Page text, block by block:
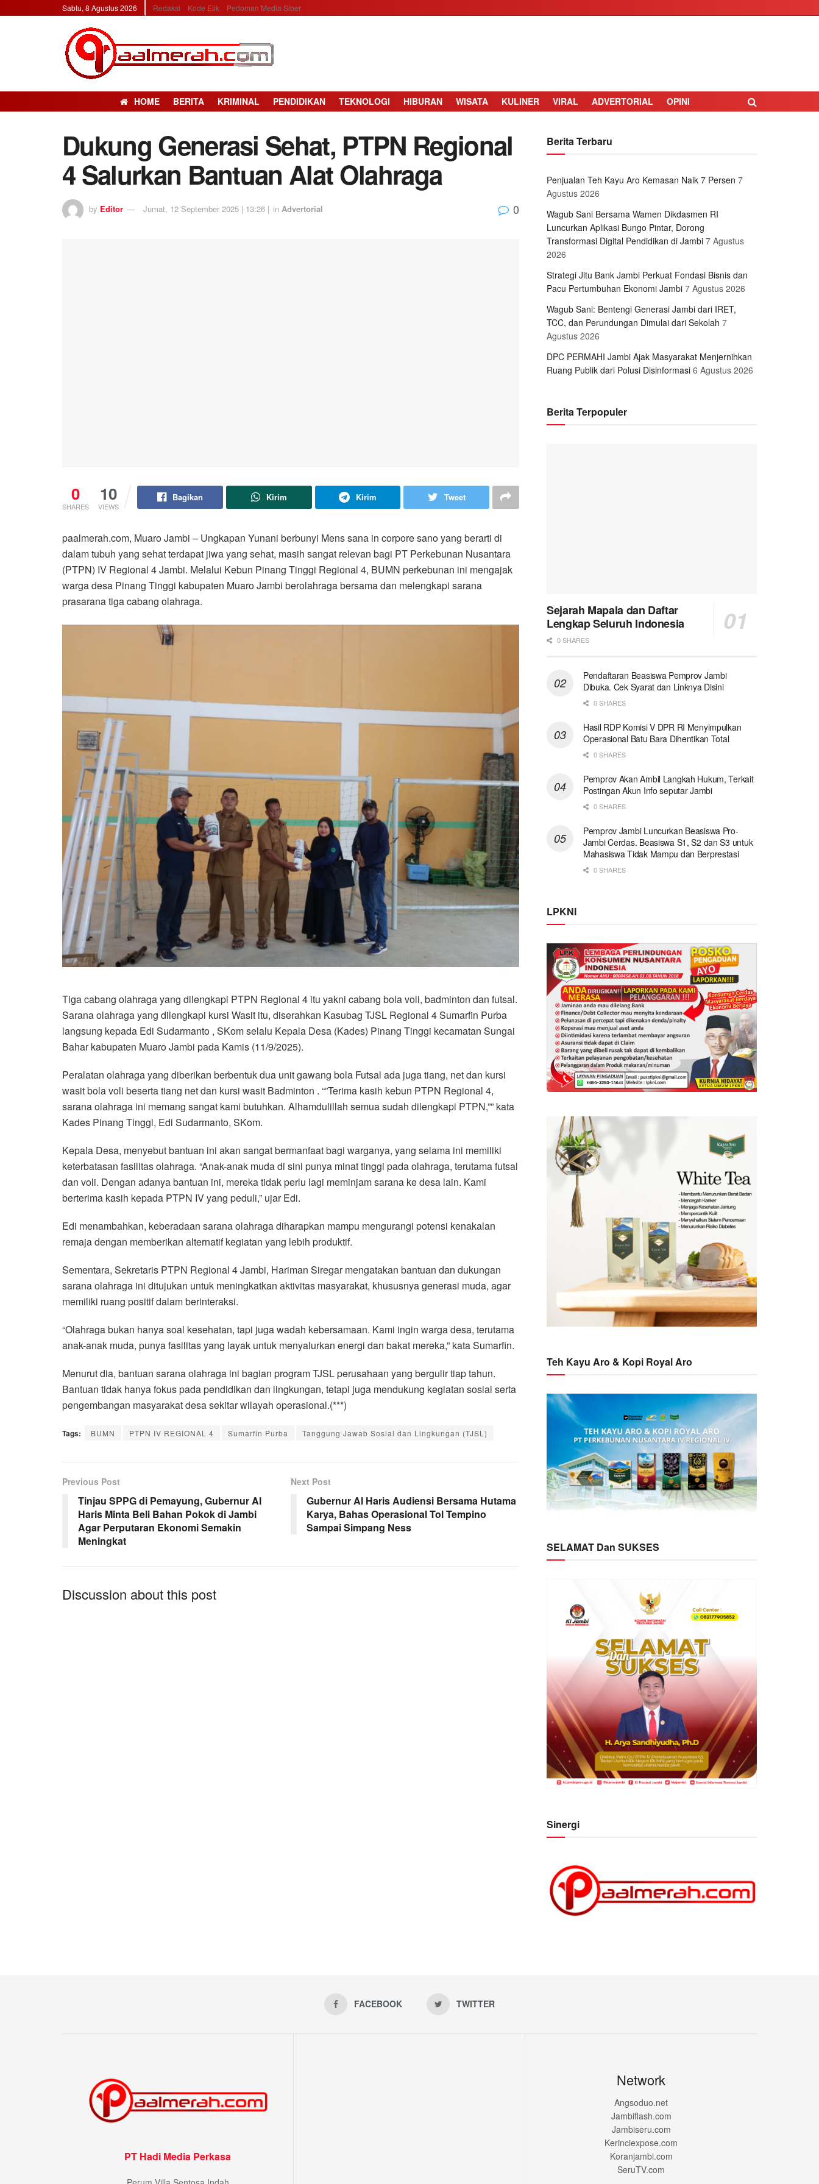
Sabtu, 8 Agustus 2026 Redaksi Kode Etik Pedoman Media Siber
HOME BERITA KRIMINAL PENDIDIKAN TEKNOLOGI HIBURAN WISATA KULINER VIRAL ADVERTORIAL OPINI
Dukung Generasi Sehat, PTPN Regional
4 Salurkan Bantuan Alat Olahraga
by Editor Jumat, 12 September 2025 | 13:26 | in Advertorial 0
0
SHARES
10
VIEWS
Bagikan Kirim Kirim Tweet
paalmerah.com, Muaro Jambi – Ungkapan Yunani berbunyi Mens sana in corpore sano yang berarti di
dalam tubuh yang sehat terdapat jiwa yang sehat, masih sangat relevan bagi PT Perkebunan Nusantara
(PTPN) IV Regional 4 Jambi. Melalui Kebun Pinang Tinggi Regional 4, BUMN perkebunan ini mengajak
warga desa Pinang Tinggi kabupaten Muaro Jambi berolahraga bersama dan melengkapi sarana
prasarana tiga cabang olahraga.
Tiga cabang olahraga yang dilengkapi PTPN Regional 4 itu yakni cabang bola voli, badminton dan futsal.
Sarana olahraga yang dilengkapi kursi Wasit itu, diserahkan Kasubag TJSL Regional 4 Sumarfin Purba
langsung kepada Edi Sudarmanto , SKom selalu Kepala Desa (Kades) Pinang Tinggi kecamatan Sungai
Bahar kabupaten Muaro Jambi pada Kamis (11/9/2025).
Peralatan olahraga yang diberikan berbentuk dua unit gawang bola Futsal ada juga tiang, net dan kursi
wasit bola voli beserta tiang net dan kursi wasit Badminton . “”Terima kasih kebun PTPN Regional 4,
sarana olahraga ini memang sangat kami butuhkan. Alhamdulillah semua sudah dilengkapi PTPN,”” kata
Kades Pinang Tinggi, Edi Sudarmanto, SKom.
Kepala Desa, menyebut bantuan ini akan sangat bermanfaat bagi warganya, yang selama ini memiliki
keterbatasan fasilitas olahraga. “Anak-anak muda di sini punya minat tinggi pada olahraga, terutama futsal
dan voli. Dengan adanya bantuan ini, mereka tidak perlu lagi meminjam sarana ke desa lain. Kami
berterima kasih kepada PTPN IV yang peduli,” ujar Edi.
Edi menambahkan, keberadaan sarana olahraga diharapkan mampu mengurangi potensi kenakalan
remaja dengan memberikan alternatif kegiatan yang lebih produktif.
Sementara, Sekretaris PTPN Regional 4 Jambi, Hariman Siregar mengatakan bantuan dan dukungan
sarana olahraga ini ditujukan untuk meningkatkan aktivitas masyarakat, khususnya generasi muda, agar
memiliki ruang positif dalam berinteraksi.
“Olahraga bukan hanya soal kesehatan, tapi juga wadah kebersamaan. Kami ingin warga desa, terutama
anak-anak muda, punya fasilitas yang layak untuk menyalurkan energi dan bakat mereka,” kata Sumarfin.
Menurut dia, bantuan sarana olahraga ini bagian program TJSL perusahaan yang bergulir tiap tahun.
Bantuan tidak hanya fokus pada pendidikan dan lingkungan, tetapi juga mendukung kegiatan sosial serta
pengembangan masyarakat desa sekitar wilayah operasional.(***)
Tags: BUMN PTPN IV REGIONAL 4 Sumarfin Purba Tanggung Jawab Sosial dan Lingkungan (TJSL)
Previous Post
Tinjau SPPG di Pemayung, Gubernur Al
Haris Minta Beli Bahan Pokok di Jambi
Agar Perputaran Ekonomi Semakin
Meningkat
Next Post
Gubernur Al Haris Audiensi Bersama Hutama
Karya, Bahas Operasional Tol Tempino
Sampai Simpang Ness
Discussion about this post
Berita Terbaru
Penjualan Teh Kayu Aro Kemasan Naik 7 Persen 7
Agustus 2026
Wagub Sani Bersama Wamen Dikdasmen RI
Luncurkan Aplikasi Bungo Pintar, Dorong
Transformasi Digital Pendidikan di Jambi 7 Agustus
2026
Strategi Jitu Bank Jambi Perkuat Fondasi Bisnis dan
Pacu Pertumbuhan Ekonomi Jambi 7 Agustus 2026
Wagub Sani: Bentengi Generasi Jambi dari IRET,
TCC, dan Perundungan Dimulai dari Sekolah 7
Agustus 2026
DPC PERMAHI Jambi Ajak Masyarakat Menjernihkan
Ruang Publik dari Polusi Disinformasi 6 Agustus 2026
Berita Terpopuler
Sejarah Mapala dan Daftar
Lengkap Seluruh Indonesia
0 SHARES
Pendaftaran Beasiswa Pemprov Jambi
Dibuka. Cek Syarat dan Linknya Disini
0 SHARES
Hasil RDP Komisi V DPR RI Menyimpulkan
Operasional Batu Bara Dihentikan Total
0 SHARES
Pemprov Akan Ambil Langkah Hukum, Terkait
Postingan Akun Info seputar Jambi
0 SHARES
Pemprov Jambi Luncurkan Beasiswa Pro-
Jambi Cerdas. Beasiswa S1, S2 dan S3 untuk
Mahasiswa Tidak Mampu dan Berprestasi
0 SHARES
LPKNI
Teh Kayu Aro & Kopi Royal Aro
SELAMAT Dan SUKSES
Sinergi
FACEBOOK TWITTER
PT Hadi Media Perkasa
Network
Angsoduo.net
Jambiflash.com
Jambiseru.com
Kerinciexpose.com
Koranjambi.com
SeruTV.com